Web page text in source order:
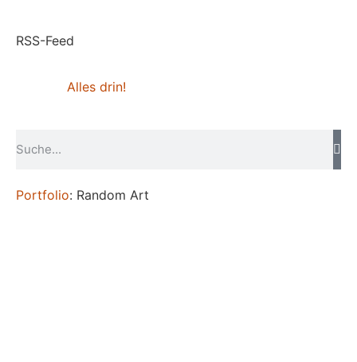
RSS-Feed
Alles drin!
Portfolio: Random Art